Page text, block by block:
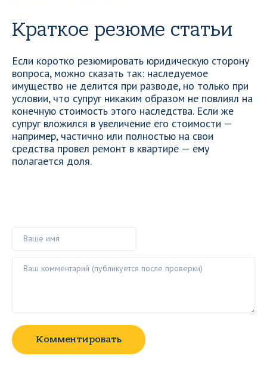
Краткое резюме статьи
Если коротко резюмировать юридическую сторону
вопроса, можно сказать так: наследуемое
имущество не делится при разводе, но только при
условии, что супруг никаким образом не повлиял на
конечную стоимость этого наследства. Если же
супруг вложился в увеличение его стоимости —
например, частично или полностью на свои
средства провел ремонт в квартире — ему
полагается доля.
Комментировать